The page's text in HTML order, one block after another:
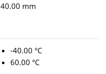
40.00 mm
-40.00 °C
60.00 °C